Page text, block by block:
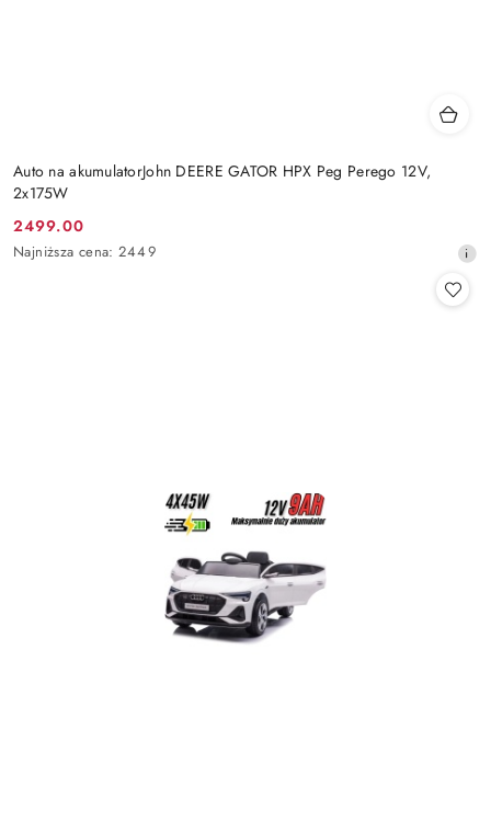
Auto na akumulatorJohn DEERE GATOR HPX Peg Perego 12V,
2x175W
Cena
promocyjna:
2499.00
Najniższa
Najniższa cena: 2449